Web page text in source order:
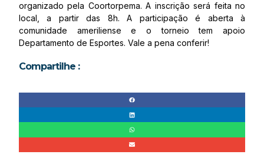
organizado pela Coortorpema. A inscrição será feita no
local, a partir das 8h. A participação é aberta à
comunidade ameriliense e o torneio tem apoio
Departamento de Esportes. Vale a pena conferir!
Compartilhe :